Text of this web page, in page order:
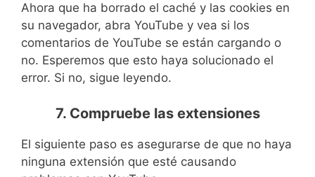
Ahora que ha borrado el caché y las cookies en
su navegador, abra YouTube y vea si los
comentarios de YouTube se están cargando o
no. Esperemos que esto haya solucionado el
error. Si no, sigue leyendo.
7. Compruebe las extensiones
El siguiente paso es asegurarse de que no haya
ninguna extensión que esté causando